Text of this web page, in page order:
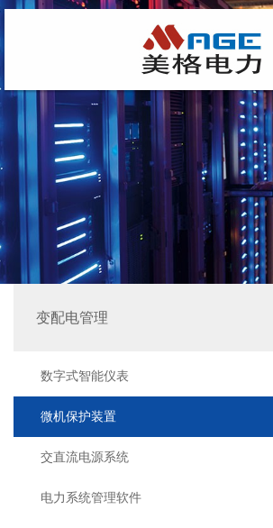
变配电管理
数字式智能仪表
微机保护装置
交直流电源系统
电力系统管理软件